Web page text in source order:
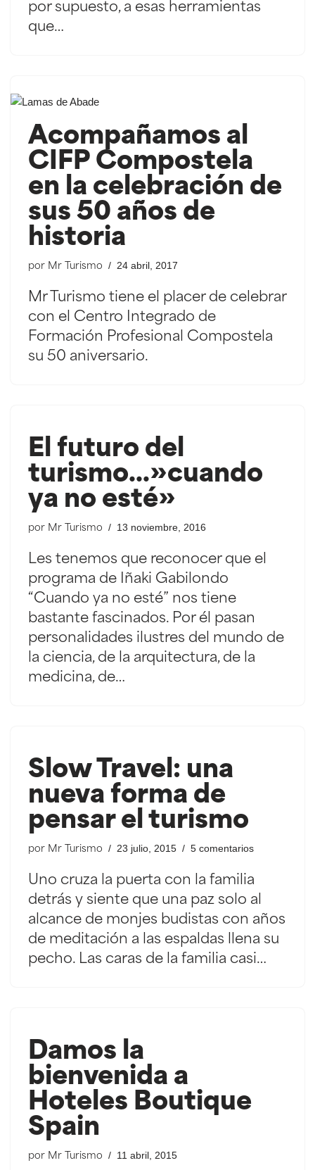
por supuesto, a esas herramientas
que…
Acompañamos al
CIFP Compostela
en la celebración de
sus 50 años de
historia
por Mr Turismo 24 abril, 2017
Mr Turismo tiene el placer de celebrar
con el Centro Integrado de
Formación Profesional Compostela
su 50 aniversario.
El futuro del
turismo…»cuando
ya no esté»
por Mr Turismo 13 noviembre, 2016
Les tenemos que reconocer que el
programa de Iñaki Gabilondo
“Cuando ya no esté” nos tiene
bastante fascinados. Por él pasan
personalidades ilustres del mundo de
la ciencia, de la arquitectura, de la
medicina, de…
Slow Travel: una
nueva forma de
pensar el turismo
por Mr Turismo 23 julio, 2015 5 comentarios
Uno cruza la puerta con la familia
detrás y siente que una paz solo al
alcance de monjes budistas con años
de meditación a las espaldas llena su
pecho. Las caras de la familia casi…
Damos la
bienvenida a
Hoteles Boutique
Spain
por Mr Turismo 11 abril, 2015